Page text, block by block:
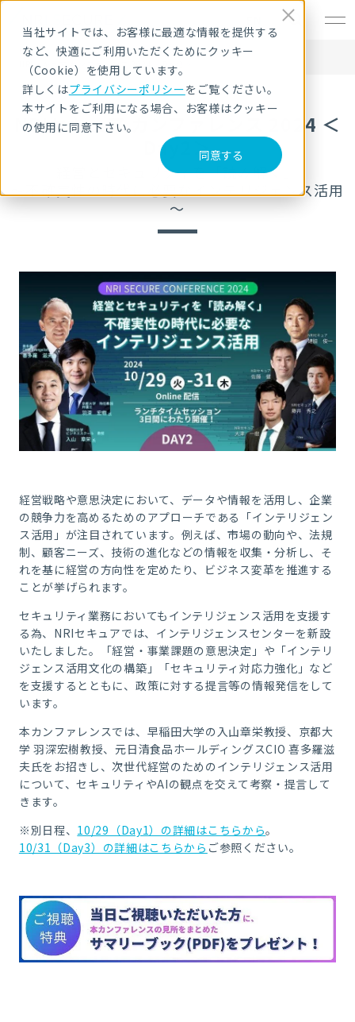
当社サイトでは、お客様に最適な情報を提供する
など、快適にご利用いただくためにクッキー
（Cookie）を使用しています。
詳しくはプライバシーポリシーをご覧ください。
本サイトをご利用になる場合、お客様はクッキー
の使用に同意下さい。
同意する
HOME
セキュリティセミナー・イベント
NRIセキュア カンファレンス 2024 ＜Day2＞
NRIセキュア カンファレンス 2024 ＜
Day2＞
経営とセキュリティを「読み解く」
～不確実性の時代に必要なインテリジェンス活用
～
経営戦略や意思決定において、データや情報を活用し、企業
の競争力を高めるためのアプローチである「インテリジェン
ス活用」が注目されています。例えば、市場の動向や、法規
制、顧客ニーズ、技術の進化などの情報を収集・分析し、そ
れを基に経営の方向性を定めたり、ビジネス変革を推進する
ことが挙げられます。
セキュリティ業務においてもインテリジェンス活用を支援す
る為、NRIセキュアでは、インテリジェンスセンターを新設
いたしました。「経営・事業課題の意思決定」や「インテリ
ジェンス活用文化の構築」「セキュリティ対応力強化」など
を支援するとともに、政策に対する提言等の情報発信をして
います。
本カンファレンスでは、早稲田大学の入山章栄教授、京都大
学 羽深宏樹教授、元日清食品ホールディングスCIO 喜多羅滋
夫氏をお招きし、次世代経営のためのインテリジェンス活用
について、セキュリティやAIの観点を交えて考察・提言して
きます。
※別日程、 10/29（Day1）の詳細はこちらから。
10/31（Day3）の詳細はこちらから ご参照ください。